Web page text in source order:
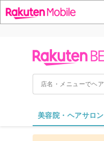
美容院・ヘアサロン